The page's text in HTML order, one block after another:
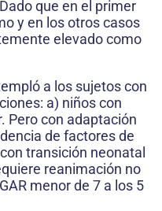
que en el primer
y en los otros casos
elevado como
a los sujetos con
a) niños con
Pero con adaptación
de factores de
transición neonatal
reanimación no
menor de 7 a los 5